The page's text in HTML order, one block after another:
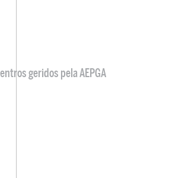
geridos pela AEPGA